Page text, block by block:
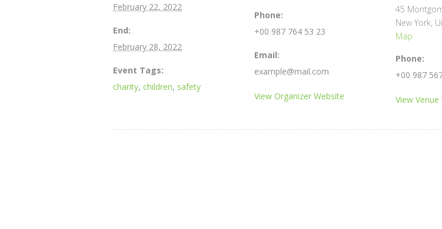
February 22, 2022
End:
February 28, 2022
Event Tags:
charity, children, safety
Phone:
+00 987 764 53 23
Email:
example@mail.com
View Organizer Website
45
New York,
Map
Phone:
+00 987
View Venue